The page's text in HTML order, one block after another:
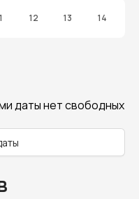
12 13 14
даты нет свободных